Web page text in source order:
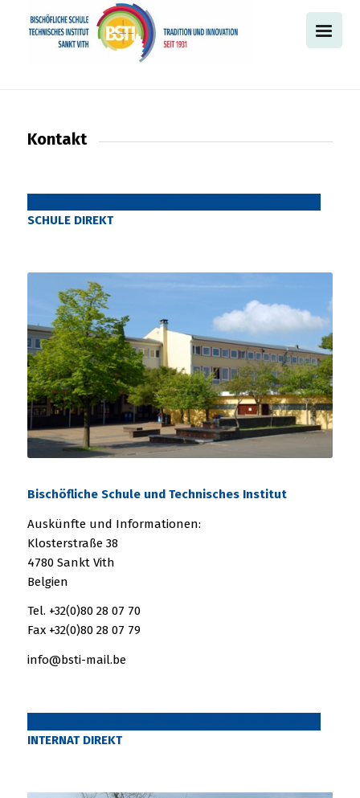
Kontakt
SCHULE DIREKT
Bischöfliche Schule und Technisches Institut
Auskünfte und Informationen:
Klosterstraße 38
4780 Sankt Vith
Belgien
Tel. +32(0)80 28 07 70
Fax +32(0)80 28 07 79
info@bsti-mail.be
INTERNAT DIREKT